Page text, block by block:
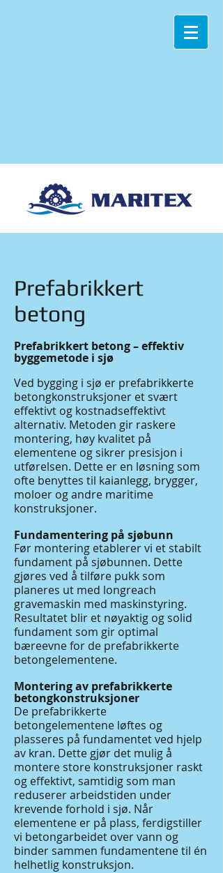
Prefabrikkert
betong
Prefabrikkert betong – effektiv
byggemetode i sjø
Ved bygging i sjø er prefabrikkerte
betongkonstruksjoner et svært
effektivt og kostnadseffektivt
alternativ. Metoden gir raskere
montering, høy kvalitet på
elementene og sikrer presisjon i
utførelsen. Dette er en løsning som
ofte benyttes til kaianlegg, brygger,
moloer og andre maritime
konstruksjoner.
Fundamentering på sjøbunn
Før montering etablerer vi et stabilt
fundament på sjøbunnen. Dette
gjøres ved å tilføre pukk som
planeres ut med longreach
gravemaskin med maskinstyring.
Resultatet blir et nøyaktig og solid
fundament som gir optimal
bæreevne for de prefabrikkerte
betongelementene.
Montering av prefabrikkerte
betongkonstruksjoner
De prefabrikkerte
betongelementene løftes og
plasseres på fundamentet ved hjelp
av kran. Dette gjør det mulig å
montere store konstruksjoner raskt
og effektivt, samtidig som man
reduserer arbeidstiden under
krevende forhold i sjø. Når
elementene er på plass, ferdigstiller
vi betongarbeidet over vann og
binder sammen fundamentene til én
helhetlig konstruksjon.